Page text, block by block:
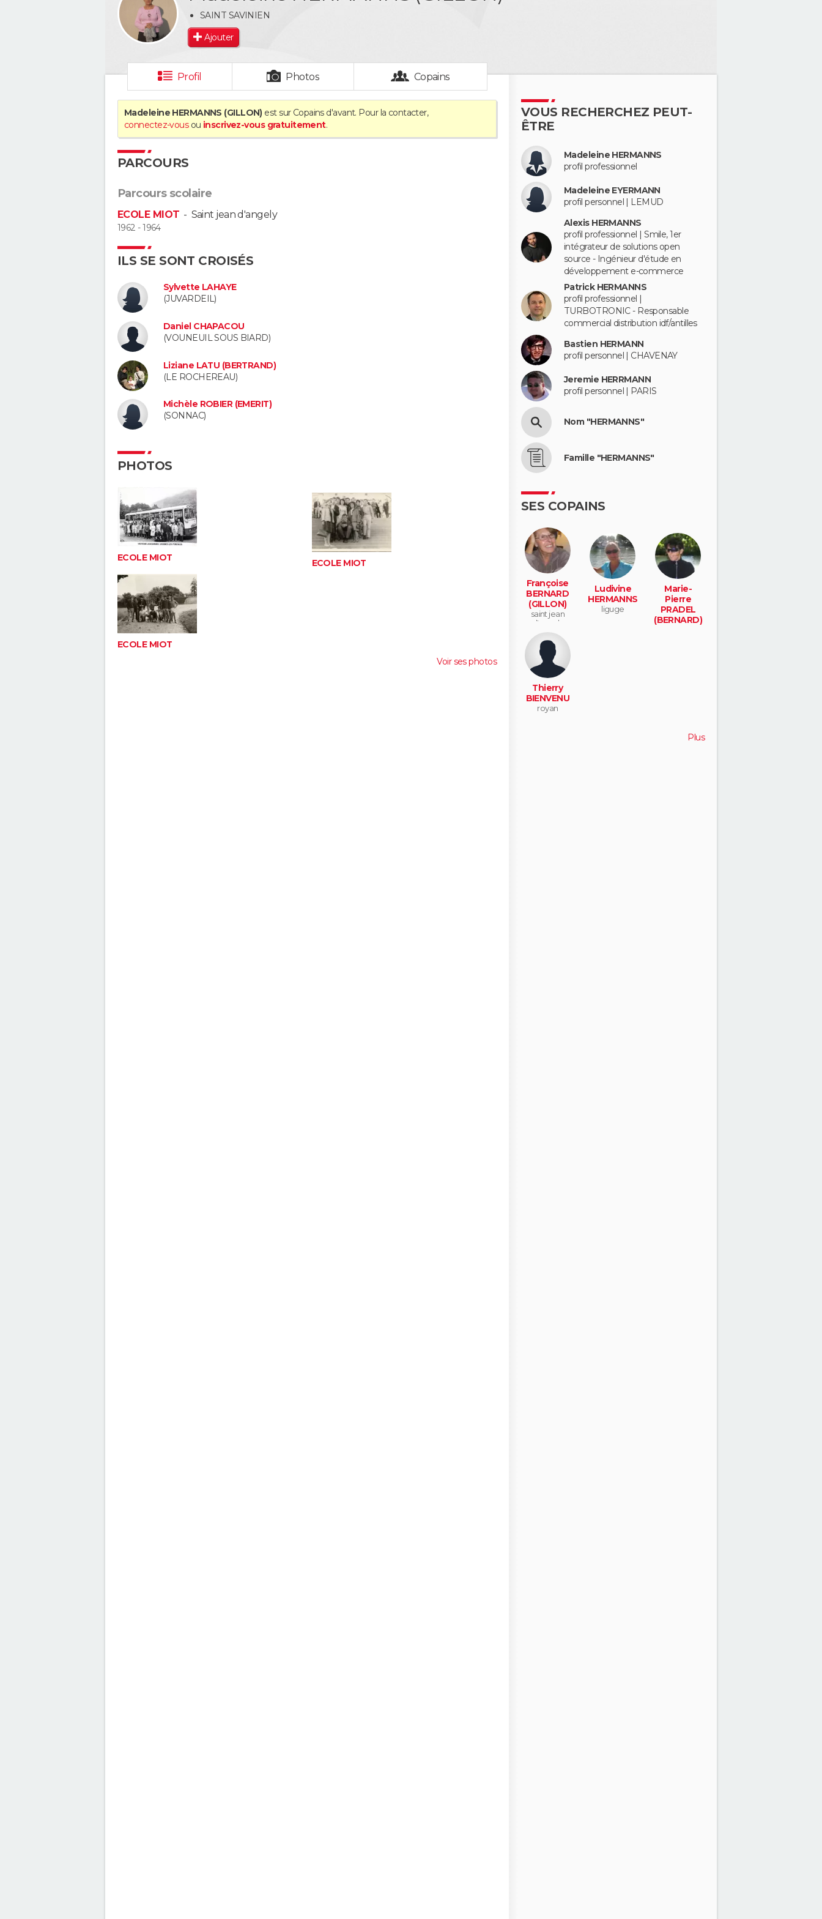
SAINT SAVINIEN
Ajouter
Profil Photos Copains
Madeleine HERMANNS (GILLON) est sur Copains d'avant. Pour la contacter,
connectez-vousou inscrivez-vous gratuitement.
PARCOURS
Parcours scolaire
ECOLE MIOT - Saint jean d'angely
1962 - 1964
ILS SE SONT CROISÉS
Sylvette LAHAYE
(JUVARDEIL)
Daniel CHAPACOU
(VOUNEUIL SOUS BIARD)
Liziane LATU (BERTRAND)
(LE ROCHEREAU)
Michèle ROBIER (EMERIT)
(SONNAC)
PHOTOS
ECOLE MIOT ECOLE MIOT
ECOLE MIOT
Voir ses photos
VOUS RECHERCHEZ PEUT-
ÊTRE
Madeleine HERMANNS
profil professionnel
Madeleine EYERMANN
profil personnel | LEMUD
Alexis HERMANNS
profil professionnel | Smile, 1er
intégrateur de solutions open
source - Ingénieur d'étude en
développement e-commerce
Patrick HERMANNS
profil professionnel |
TURBOTRONIC - Responsable
commercial distribution idf/antilles
Bastien HERMANN
profil personnel | CHAVENAY
Jeremie HERRMANN
profil personnel | PARIS
Nom "HERMANNS"
Famille "HERMANNS"
SES COPAINS
Françoise
BERNARD
(GILLON)
saint jean
d'angely
Ludivine
HERMANNS
liguge
Marie-
Pierre
PRADEL
(BERNARD)
Thierry
BIENVENU
royan
Plus